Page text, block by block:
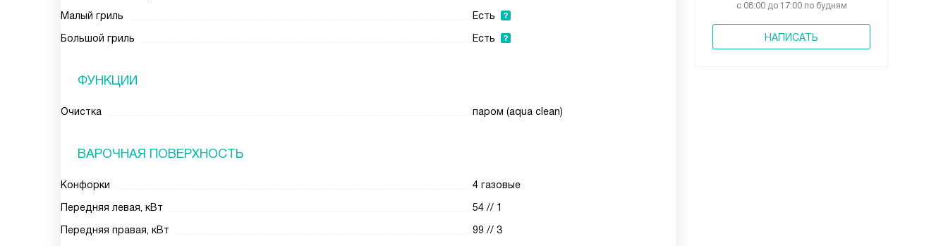
с 08:00 до 17:00 по будням
НАПИСАТЬ
Малый гриль
Есть
Большой гриль
Есть
ФУНКЦИИ
Очистка паром (aqua clean)
ВАРОЧНАЯ ПОВЕРХНОСТЬ
Конфорки
4 газовые
Передняя левая, кВт
54 // 1
Передняя правая, кВт
99 // 3